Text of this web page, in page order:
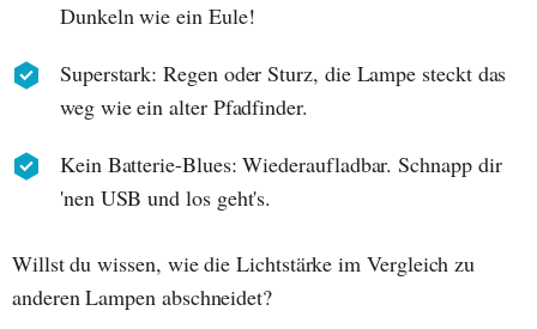
Dunkeln wie ein Eule!
Superstark: Regen oder Sturz, die Lampe steckt das
weg wie ein alter Pfadfinder.
Kein Batterie-Blues: Wiederaufladbar. Schnapp dir
'nen USB und los geht's.
Willst du wissen, wie die Lichtstärke im Vergleich zu
anderen Lampen abschneidet?